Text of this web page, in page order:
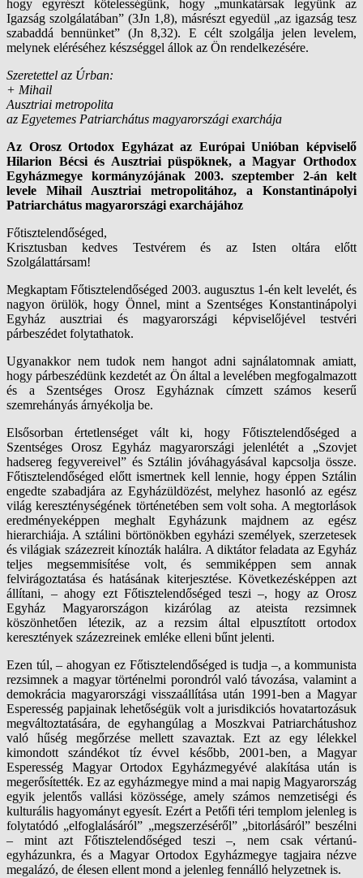
hogy egyrészt kötelességünk, hogy „munkatársak legyünk az
Igazság szolgálatában” (3Jn 1,8), másrészt egyedül „az igazság tesz
szabaddá bennünket” (Jn 8,32). E célt szolgálja jelen levelem,
melynek eléréséhez készséggel állok az Ön rendelkezésére.
Szeretettel az Úrban:
+ Mihail
Ausztriai metropolita
az Egyetemes Patriarchátus magyarországi exarchája
Az Orosz Ortodox Egyházat az Európai Unióban képviselő
Hilarion Bécsi és Ausztriai püspöknek, a Magyar Orthodox
Egyházmegye kormányzójának 2003. szeptember 2-án kelt
levele Mihail Ausztriai metropolitához, a Konstantinápolyi
Patriarchátus magyarországi exarchájához
Főtisztelendőséged,
Krisztusban kedves Testvérem és az Isten oltára előtt
Szolgálattársam!
Megkaptam Főtisztelendőséged 2003. augusztus 1-én kelt levelét, és
nagyon örülök, hogy Önnel, mint a Szentséges Konstantinápolyi
Egyház ausztriai és magyarországi képviselőjével testvéri
párbeszédet folytathatok.
Ugyanakkor nem tudok nem hangot adni sajnálatomnak amiatt,
hogy párbeszédünk kezdetét az Ön által a levelében megfogalmazott
és a Szentséges Orosz Egyháznak címzett számos keserű
szemrehányás árnyékolja be.
Elsősorban értetlenséget vált ki, hogy Főtisztelendőséged a
Szentséges Orosz Egyház magyarországi jelenlétét a „Szovjet
hadsereg fegyvereivel” és Sztálin jóváhagyásával kapcsolja össze.
Főtisztelendőséged előtt ismertnek kell lennie, hogy éppen Sztálin
engedte szabadjára az Egyházüldözést, melyhez hasonló az egész
világ kereszténységének történetében sem volt soha. A megtorlások
eredményeképpen meghalt Egyházunk majdnem az egész
hierarchiája. A sztálini börtönökben egyházi személyek, szerzetesek
és világiak százezreit kínozták halálra. A diktátor feladata az Egyház
teljes megsemmisítése volt, és semmiképpen sem annak
felvirágoztatása és hatásának kiterjesztése. Következésképpen azt
állítani, – ahogy ezt Főtisztelendőséged teszi –, hogy az Orosz
Egyház Magyarországon kizárólag az ateista rezsimnek
köszönhetően létezik, az a rezsim által elpusztított ortodox
keresztények százezreinek emléke elleni bűnt jelenti.
Ezen túl, – ahogyan ez Főtisztelendőséged is tudja –, a kommunista
rezsimnek a magyar történelmi porondról való távozása, valamint a
demokrácia magyarországi visszaállítása után 1991-ben a Magyar
Esperesség papjainak lehetőségük volt a jurisdikciós hovatartozásuk
megváltoztatására, de egyhangúlag a Moszkvai Patriarchátushoz
való hűség megőrzése mellett szavaztak. Ezt az egy lélekkel
kimondott szándékot tíz évvel később, 2001-ben, a Magyar
Esperesség Magyar Ortodox Egyházmegyévé alakítása után is
megerősítették. Ez az egyházmegye mind a mai napig Magyarország
egyik jelentős vallási közössége, amely számos nemzetiségi és
kulturális hagyományt egyesít. Ezért a Petőfi téri templom jelenleg is
folytatódó „elfoglalásáról” „megszerzéséről” „bitorlásáról” beszélni
– mint azt Főtisztelendőséged teszi –, nem csak vértanú-
egyházunkra, és a Magyar Ortodox Egyházmegye tagjaira nézve
megalázó, de élesen ellent mond a jelenleg fennálló helyzetnek is.